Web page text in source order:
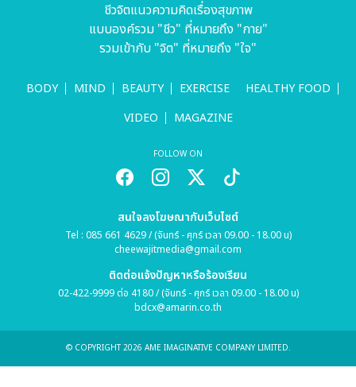
ชีวจิตแนวความคิดเรื่องสุขภาพ
แบบองค์รวม "ชีว" ที่หมายถึง "กาย"
รวมเข้ากับ "จิต" ที่หมายถึง "ใจ"
BODY MIND BEAUTY EXERCISE
HEALTHY FOOD
VIDEO
MAGAZINE
FOLLOW ON
สนใจลงโฆษณากับเว็บไซต์
Tel : 085 661 4629 / (จันทร์ - ศุกร์ เวลา 09.00 - 18.00 น)
cheewajitmedia@gmail.com
ติดต่อแจ้งปัญหาหรือร้องเรียน
02-422-9999 ต่อ 4180 / (จันทร์ - ศุกร์ เวลา 09.00 - 18.00 น)
bdcx@amarin.co.th
© COPYRIGHT 2026 AME IMAGINATIVE COMPANY LIMITED.